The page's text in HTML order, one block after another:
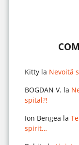
Kittyla Nevoită
BOGDAN V. la
spital?!
Ion Bengea la
spirit…